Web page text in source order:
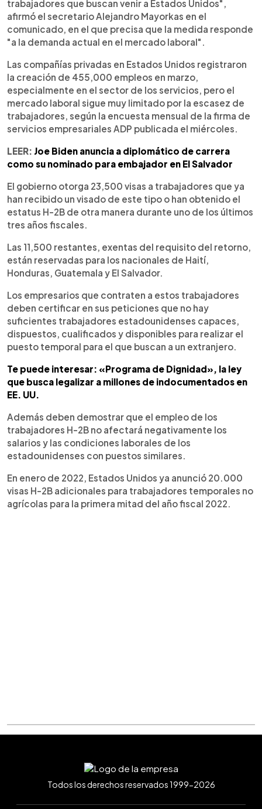
trabajadores que buscan venir a Estados Unidos",
afirmó el secretario Alejandro Mayorkas en el
comunicado, en el que precisa que la medida responde
"a la demanda actual en el mercado laboral".
Las compañías privadas en Estados Unidos registraron
la creación de 455,000 empleos en marzo,
especialmente en el sector de los servicios, pero el
mercado laboral sigue muy limitado por la escasez de
trabajadores, según la encuesta mensual de la firma de
servicios empresariales ADP publicada el miércoles.
LEER: Joe Biden anuncia a diplomático de carrera
como su nominado para embajador en El Salvador
El gobierno otorga 23,500 visas a trabajadores que ya
han recibido un visado de este tipo o han obtenido el
estatus H-2B de otra manera durante uno de los últimos
tres años fiscales.
Las 11,500 restantes, exentas del requisito del retorno,
están reservadas para los nacionales de Haití,
Honduras, Guatemala y El Salvador.
Los empresarios que contraten a estos trabajadores
deben certificar en sus peticiones que no hay
suficientes trabajadores estadounidenses capaces,
dispuestos, cualificados y disponibles para realizar el
puesto temporal para el que buscan a un extranjero.
Te puede interesar: «Programa de Dignidad», la ley
que busca legalizar a millones de indocumentados en
EE. UU.
Además deben demostrar que el empleo de los
trabajadores H-2B no afectará negativamente los
salarios y las condiciones laborales de los
estadounidenses con puestos similares.
En enero de 2022, Estados Unidos ya anunció 20.000
visas H-2B adicionales para trabajadores temporales no
agrícolas para la primera mitad del año fiscal 2022.
Todos los derechos reservados 1999-2026